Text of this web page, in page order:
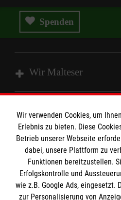
Spenden
Wir Malteser
Spenden und Helfen
Angebote und Leistungen
Unsere Kurse
Mitarbeiten
Informationen
Informationen
Kontakt
Malteser online
Wir verwenden Cookies, um
Erlebnis zu bieten. Diese
Betrieb unserer Webseite
dabei, unsere Plattform zu
Funktionen bereitzustellen.
Erfolgskontrolle und
wie z.B. Google Ads, eingesetzt.
zur Personalisierung von